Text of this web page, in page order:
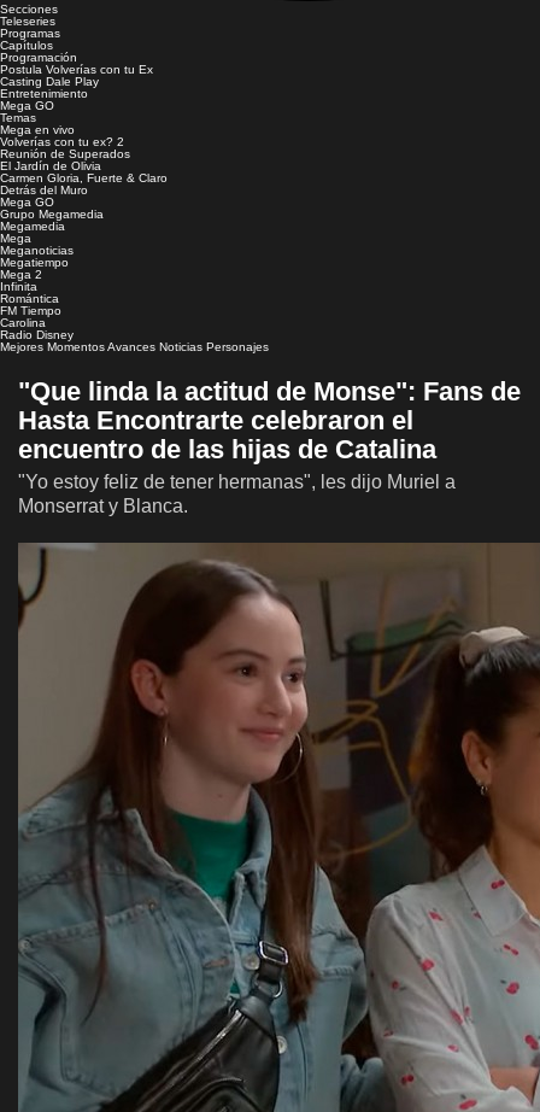
Secciones
Teleseries
Programas
Capítulos
Programación
Postula Volverías con tu Ex
Casting Dale Play
Entretenimiento
Mega GO
Temas
Mega en vivo
Volverías con tu ex? 2
Reunión de Superados
El Jardín de Olivia
Carmen Gloria, Fuerte & Claro
Detrás del Muro
Mega GO
Grupo Megamedia
Megamedia
Mega
Meganoticias
Megatiempo
Mega 2
Infinita
Romántica
FM Tiempo
Carolina
Radio Disney
Mejores MomentosAvances Noticias Personajes
"Que linda la actitud de Monse": Fans de
Hasta Encontrarte celebraron el
encuentro de las hijas de Catalina
"Yo estoy feliz de tener hermanas", les dijo Muriel a
Monserrat y Blanca.